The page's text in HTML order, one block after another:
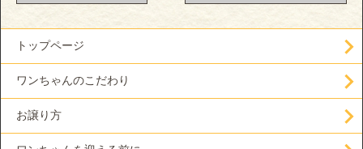
トップページ
ワンちゃんのこだわり
お譲り方